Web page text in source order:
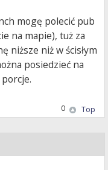
mogę polecić pub
na mapie), tuż za
niższe niż w ścisłym
posiedzieć na
Top
0